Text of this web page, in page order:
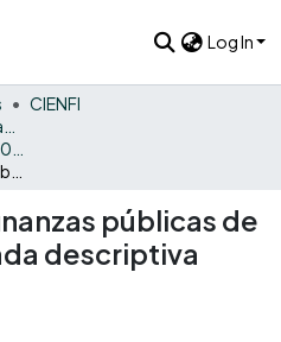
Log In
CIENFI
públicas de
descriptiva